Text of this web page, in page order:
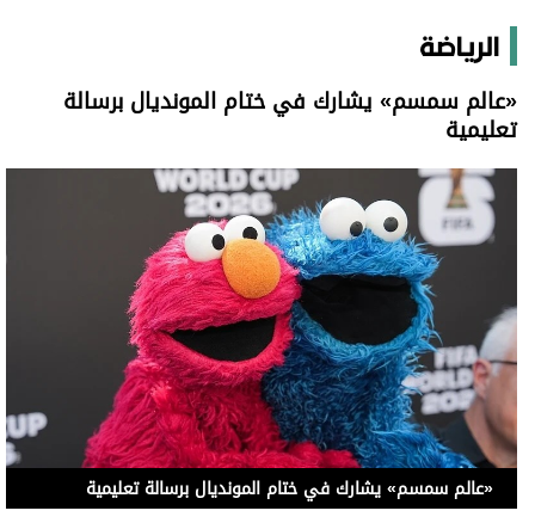
الرياضة
«عالم سمسم» يشارك في ختام المونديال برسالة
تعليمية
«عالم سمسم» يشارك في ختام المونديال برسالة تعليمية